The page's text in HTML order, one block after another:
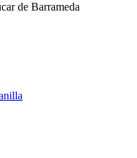
de Barrameda